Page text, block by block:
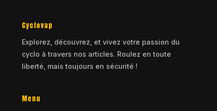
Cyclovap
Explorez, découvrez, et vivez votre passion du
cyclo à travers nos articles. Roulez en toute
liberté, mais toujours en sécurité !
Menu